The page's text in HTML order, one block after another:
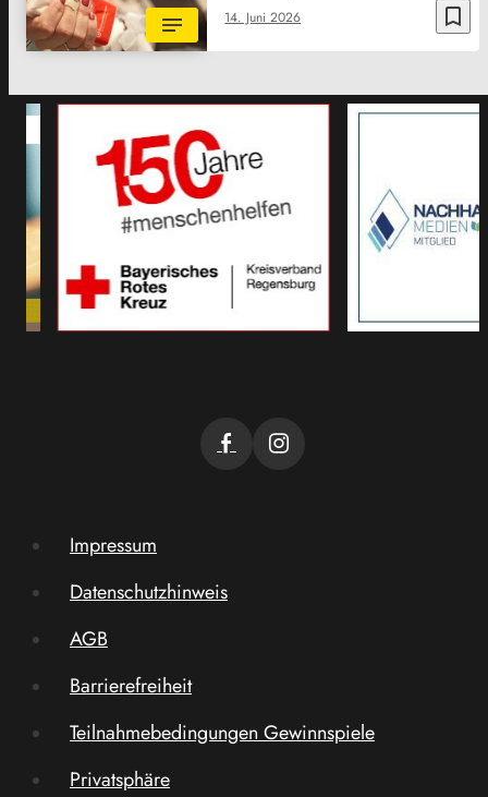
bookmark_border
14. Juni 2026
Impressum
Datenschutzhinweis
AGB
Barrierefreiheit
Teilnahmebedingungen Gewinnspiele
Privatsphäre